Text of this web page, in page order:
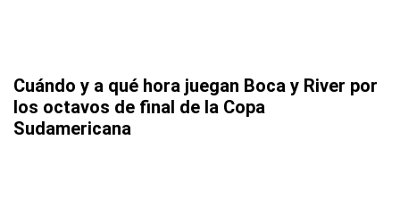
Cuándo y a qué hora juegan Boca y River por
los octavos de final de la Copa
Sudamericana